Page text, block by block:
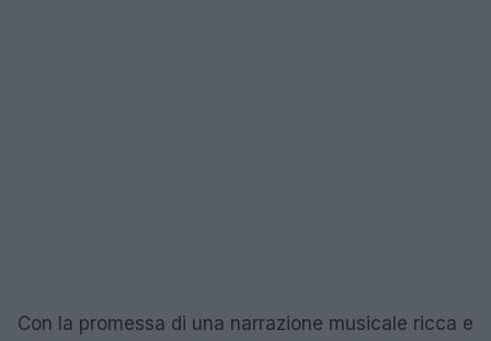
Con la promessa di una narrazione musicale ricca e